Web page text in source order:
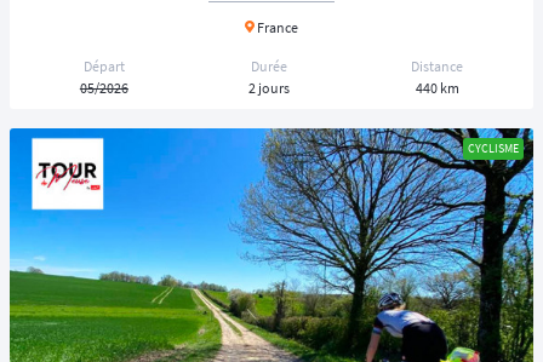
France
Départ
05/2026
Durée
2 jours
Distance
440 km
CYCLISME